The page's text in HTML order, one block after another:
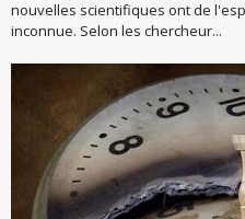
nouvelles scientifiques ont de
inconnue. Selon les chercheur...